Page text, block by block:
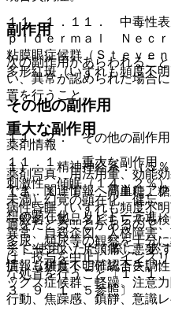
１１．１．１１． 中毒性
ｐｉｄｅｒｍａｌ Ｎｅｃ
粘膜眼症候群（Ｓｔｅｖｅ
多形紅斑（いずれも頻度不
その他の副作用
１１．２． その他の副作用
１）． 精神神経系：（５％
刺激性、傾眠（１４．２％
未満）幻覚の顕在化、健忘
想の顕在化、リビドー亢進
異常、自殺企図、人格障害
テトーシス、片頭痛、悪夢
症、（頻度不明）統合失調
ッグス症候群、軽躁、注意
行動、焦躁感、鎮静、意識
副作用
次の副作用があらわれるこ
い、異常が認められた場合
置を行うこと。
重大な副作用
１１．１． 重大な副作用
１１．１．１． 高血糖、糖
病性昏睡（いずれも頻度不
過をたどることがあるので
多尿、頻尿等の観察を十分
は、投与を中止し、インス
な処置を行うこと〔１．１
３、９．１．５参照〕。
薬剤情報
薬剤写真、用法用量、効能
でき、関連情報へ簡単にア
一般名、製品名どちらでも
※ ご使用いただく際に、必
情報も併せてご確認下さい。